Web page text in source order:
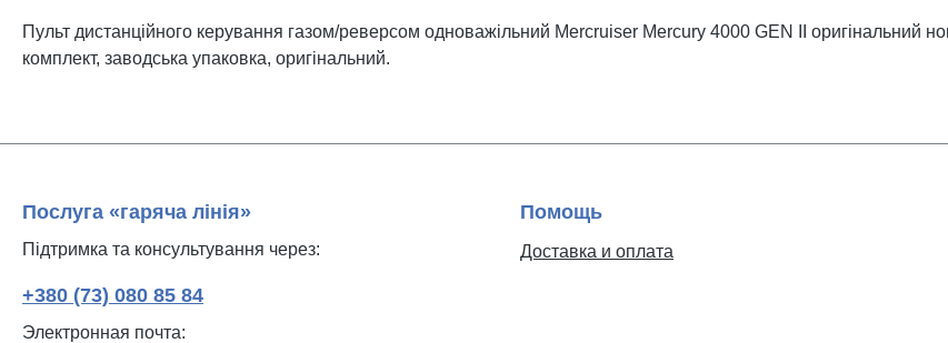
Пульт дистанційного керування газом/реверсом одноважільний Mercruiser Mercury 4000 GEN II
комплект, заводська упаковка, оригінальний.
Послуга «гаряча лінія»
Підтримка та консультування через:
+380 (73) 080 85 84
Электронная почта:
Помощь
Доставка и оплата